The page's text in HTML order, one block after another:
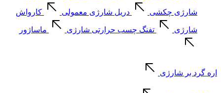
شارژی چکشی دریل شارژی معمولی کارواش
شارژی تفنگ چسب حرارتی شارژی ماساژور
اره گرد بر شارژی